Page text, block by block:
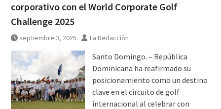
corporativo con el World Corporate Golf
Challenge 2025
septiembre 3, 2025 La Redacción
Santo Domingo. – República
Dominicana ha reafirmado su
posicionamiento como un destino
clave en el circuito de golf
internacional al celebrar con